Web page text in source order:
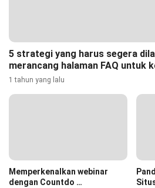
5 strategi yang harus segera
merancang halaman FAQ untuk
1 tahun yang lalu
Memperkenalkan webinar
dengan Countdo …